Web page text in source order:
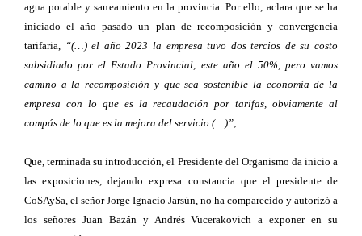
agua potable y saneamiento en la provincia. Por ello, aclara que se ha
iniciado el año pasado un plan de recomposición y convergencia
tarifaria, “(…) el año 2023 la empresa tuvo dos tercios de su costo
subsidiado por el Estado Provincial, este año el 50%, pero vamos
camino a la recomposición y que sea sostenible la economía de la
empresa con lo que es la recaudación por tarifas, obviamente al
compás de lo que es la mejora del servicio (…)”;
Que, terminada su introducción, el Presidente del Organismo da inicio a
las exposiciones, dejando expresa constancia que el presidente de
CoSAySa, el señor Jorge Ignacio Jarsún, no ha comparecido y autorizó a
los señores Juan Bazán y Andrés Vucerakovich a exponer en su